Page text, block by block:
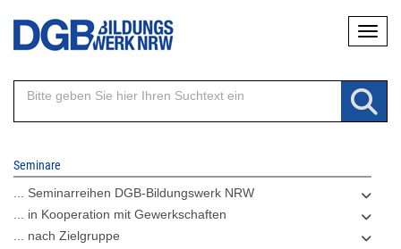
Direkt
Inhalt
Seminare
... Seminarreihen DGB-Bildungswerk NRW
... in Kooperation mit Gewerkschaften
... nach Zielgruppe